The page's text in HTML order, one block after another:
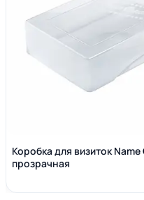
Коробка для визиток
прозрачная